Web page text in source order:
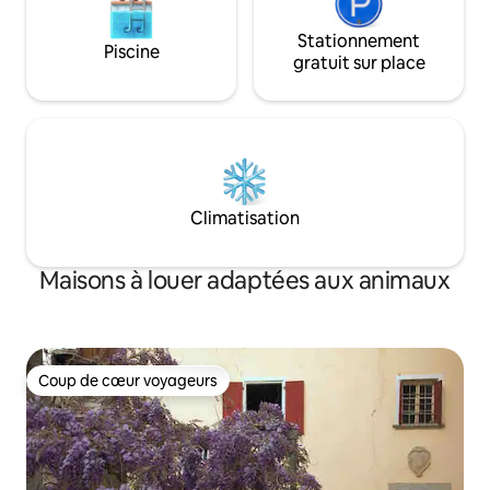
Piscine
Stationnement
gratuit sur place
Climatisation
Maisons à louer adaptées aux animaux
Coup de cœur voyageurs
Coup de cœur voyageurs